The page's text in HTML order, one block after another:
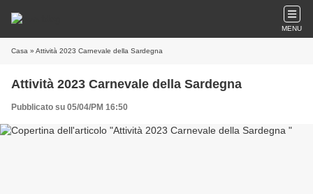
MENU
Casa » Attività 2023 Carnevale della Sardegna
Attività 2023 Carnevale della Sardegna
Pubblicato su 05/04/PM 16:50